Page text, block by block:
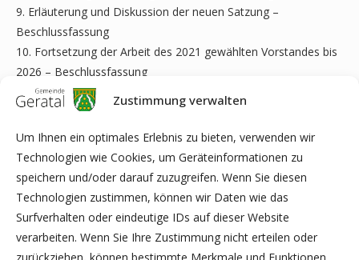
Zustimmung verwalten
Um Ihnen ein optimales Erlebnis zu bieten, verwenden wir
Technologien wie Cookies, um Geräteinformationen zu
speichern und/oder darauf zuzugreifen. Wenn Sie diesen
Technologien zustimmen, können wir Daten wie das
Surfverhalten oder eindeutige IDs auf dieser Website
verarbeiten. Wenn Sie Ihre Zustimmung nicht erteilen oder
9. Erläuterung und Diskussion der neuen Satzung –
Beschlussfassung
10. Fortsetzung der Arbeit des 2021 gewählten Vorstandes bis
2026 – Beschlussfassung
11. Anträge über die Verpachtung des
Gemeinschaftsjagdbezirkes Geraberg
und Beschlussfassung über die Vergabe und allgemeinen
Pachtbedingungen
12. Diskussion und Beschlussfassung über den Haushaltsplan
2022/2023
gez. Stephan Fabig